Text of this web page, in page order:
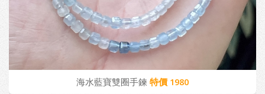
海水藍寶雙圈手鍊 特價 1980